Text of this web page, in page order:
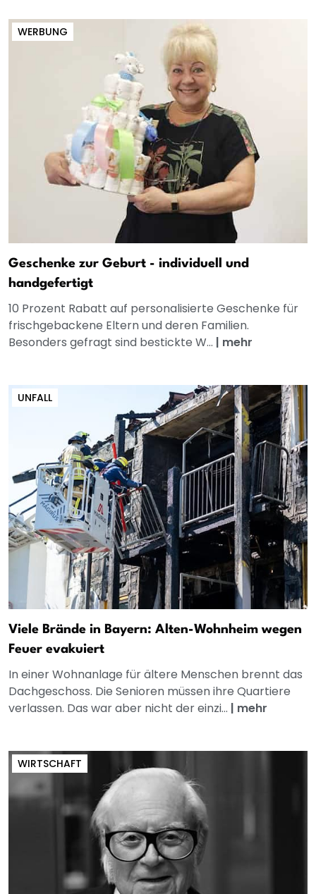
WERBUNG
Geschenke zur Geburt - individuell und
handgefertigt
10 Prozent Rabatt auf personalisierte Geschenke für
frischgebackene Eltern und deren Familien.
Besonders gefragt sind bestickte W... | mehr
UNFALL
Viele Brände in Bayern: Alten-Wohnheim wegen
Feuer evakuiert
In einer Wohnanlage für ältere Menschen brennt das
Dachgeschoss. Die Senioren müssen ihre Quartiere
verlassen. Das war aber nicht der einzi... | mehr
WIRTSCHAFT